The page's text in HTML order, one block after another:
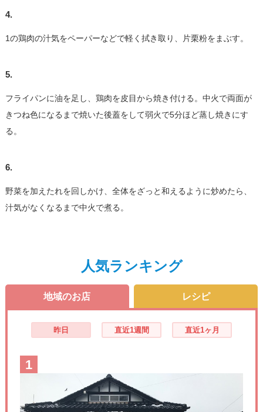
4.
1の鶏肉の汁気をペーパーなどで軽く拭き取り、片栗粉をまぶす。
5.
フライパンに油を足し、鶏肉を皮目から焼き付ける。中火で両面が
きつね色になるまで焼いた後蓋をして弱火で5分ほど蒸し焼きにす
る。
6.
野菜を加えたれを回しかけ、全体をざっと和えるように炒めたら、
汁気がなくなるまで中火で煮る。
人気ランキング
地域のお店 レシピ
昨日 直近1週間 直近1ヶ月
1